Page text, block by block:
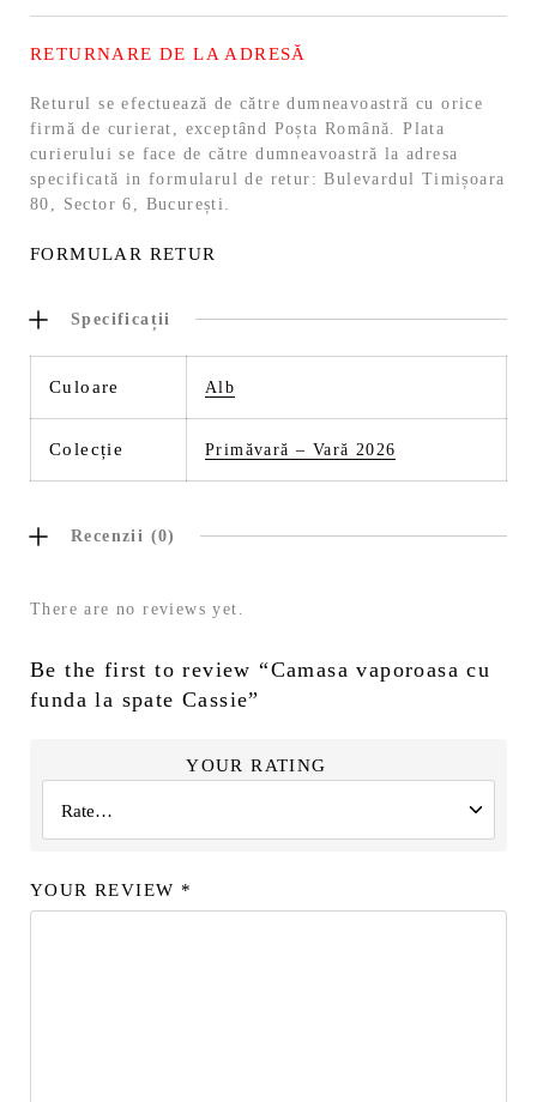
RETURNARE DE LA ADRESĂ
Returul se efectuează de către dumneavoastră cu orice
firmă de curierat, exceptând Poșta Română. Plata
curierului se face de către dumneavoastră la adresa
specificată in formularul de retur: Bulevardul Timișoara
80, Sector 6, București.
FORMULAR RETUR
Specificații
Culoare Alb
Colecție Primăvară – Vară 2026
Recenzii (0)
There are no reviews yet.
Be the first to review “Camasa vaporoasa cu
funda la spate Cassie”
YOUR RATING
YOUR REVIEW *